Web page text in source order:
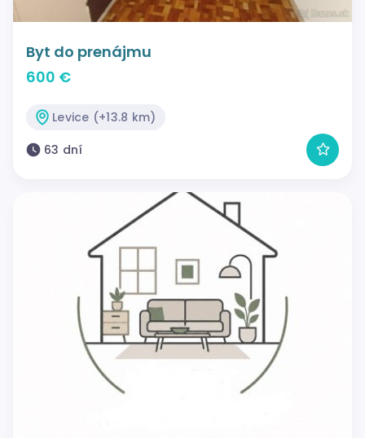
Byt do prenájmu
600 €
Levice (+13.8 km)
63 dní